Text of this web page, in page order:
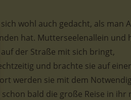
wohl auch gedacht, als man
hat. Mutterseelenallein und
der Straße mit sich bringt,
und brachte sie auf einer
werden sie mit dem
bald die große Reise in ihr